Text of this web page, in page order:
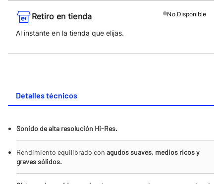
No Disponible
Retiro en tienda
Al instante en la tienda que elijas.
Detalles técnicos
Sonido de alta resolución Hi-Res.
Rendimiento equilibrado con agudos suaves, medios ricos y
graves sólidos.